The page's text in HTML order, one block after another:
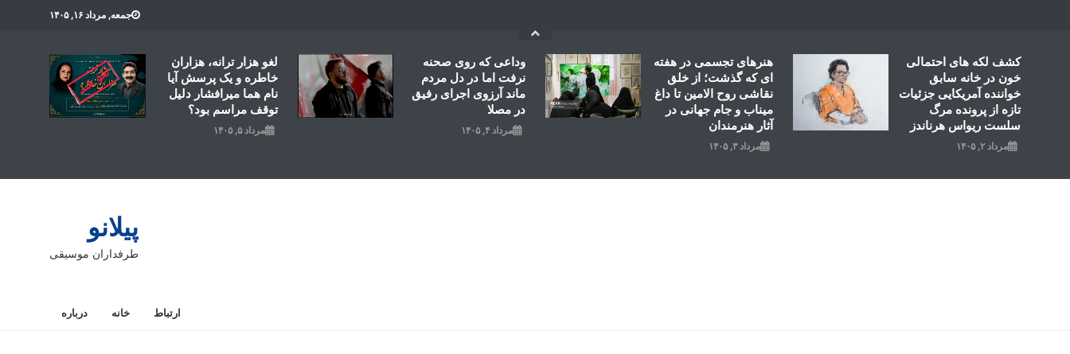
جمعه, مرداد ۱۶, ۱۴۰۵
لغو هزار ترانه، هزاران
خاطره و یک پرسش آیا
نام هما میرافشار دلیل
توقف مراسم بود؟
مرداد ۵, ۱۴۰۵
وداعی که روی صحنه
نرفت اما در دل مردم
ماند آرزوی اجرای رفیق
در مصلا
مرداد ۴, ۱۴۰۵
هنرهای تجسمی در هفته
ای که گذشت؛ از خلق
نقاشی روح الامین تا داغ
میناب و جام جهانی در
آثار هنرمندان
مرداد ۳, ۱۴۰۵
کشف لکه های احتمالی
خون در خانه سابق
خواننده آمریکایی جزئیات
تازه از پرونده مرگ
سلست ریواس هرناندز
مرداد ۲, ۱۴۰۵
پیلانو
طرفداران موسیقی
ارتباط خانه درباره